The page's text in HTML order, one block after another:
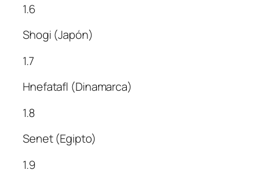
1.6
Shogi (Japón)
1.7
Hnefatafl (Dinamarca)
1.8
Senet (Egipto)
1.9